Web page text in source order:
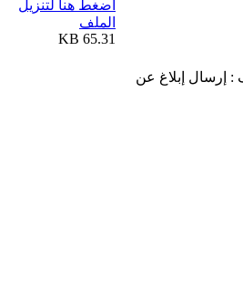
إرسال إبلاغ عن
اضغط هنا لتنزيل
الملف
65.31 KB